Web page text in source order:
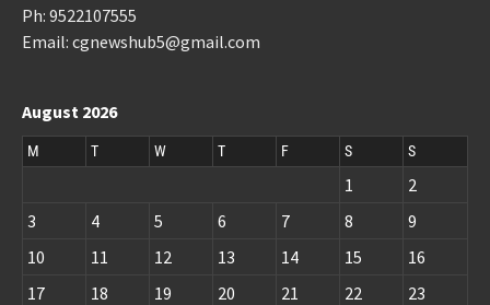
Ph: 9522107555
Email: cgnewshub5@gmail.com
August 2026
M T W T F S S
1
2
3
4 5 6 7 8
9
10
11 12 13 14 15
16
17
18 19 20 21 22
23